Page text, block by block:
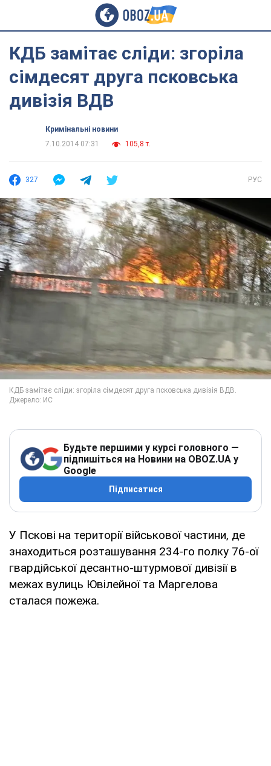
КДБ замітає сліди: згоріла
сімдесят друга псковська
дивізія ВДВ
Кримінальні новини
7.10.2014 07:31
105,8 т.
327 РУС
Будьте першими у курсі головного —
підпишіться на Новини на OBOZ.UA у
Google
Підписатися
У Пскові на території військової частини, де
знаходиться розташування 234-го полку 76-ої
гвардійської десантно-штурмової дивізії в
межах вулиць Ювілейної та Маргелова
сталася пожежа.